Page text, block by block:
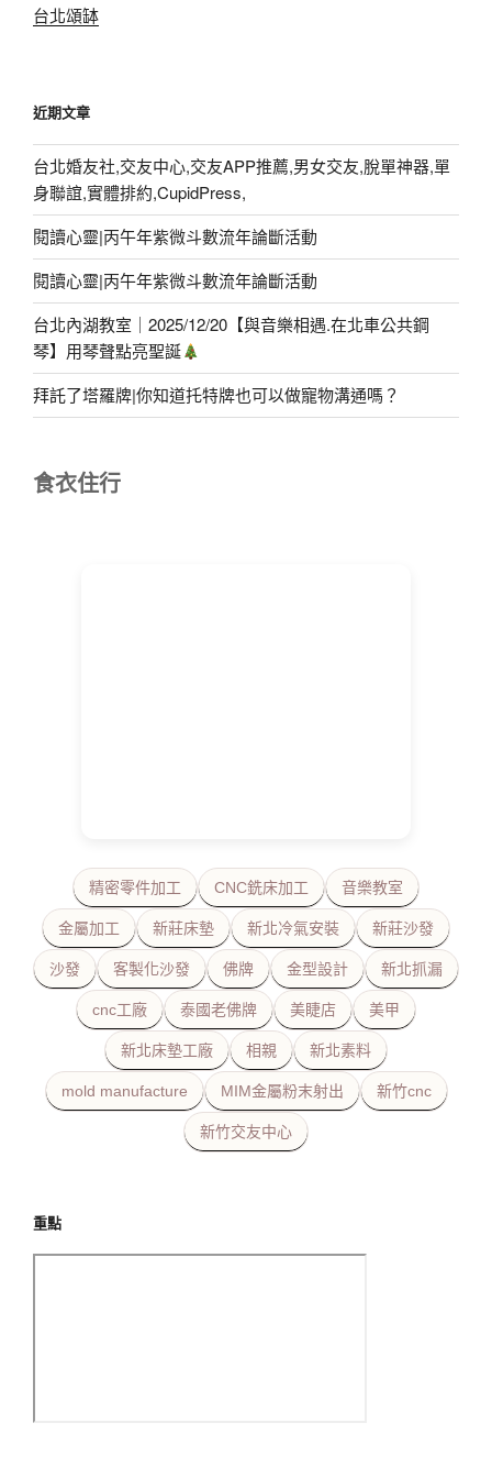
台北頌缽
近期文章
台北婚友社,交友中心,交友APP推薦,男女交友,脫單神器,單
身聯誼,實體排約,CupidPress,
閱讀心靈|丙午年紫微斗數流年論斷活動
閱讀心靈|丙午年紫微斗數流年論斷活動
台北內湖教室｜2025/12/20【與音樂相遇.在北車公共鋼
琴】用琴聲點亮聖誕
拜託了塔羅牌|你知道托特牌也可以做寵物溝通嗎？
食衣住行
精密零件加工 CNC銑床加工 音樂教室
金屬加工 新莊床墊 新北冷氣安裝 新莊沙發
沙發 客製化沙發 佛牌 金型設計 新北抓漏
cnc工廠 泰國老佛牌 美睫店 美甲
新北床墊工廠 相親 新北素料
mold manufacture MIM金屬粉末射出 新竹cnc
新竹交友中心
重點